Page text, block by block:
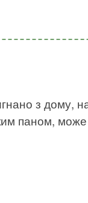
з дому,
паном,